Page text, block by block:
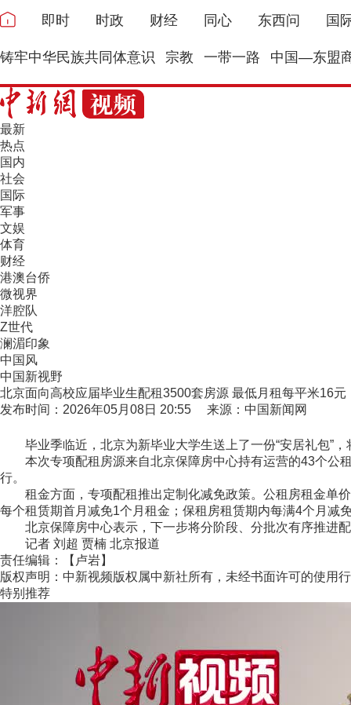
即时 时政 财经 同心 东西问 国
铸牢中华民族共同体意识 宗教 一带一路 中国—东盟
最新
热点
国内
社会
国际
军事
文娱
体育
财经
港澳台侨
微视界
洋腔队
Z世代
澜湄印象
中国风
中国新视野
北京面向高校应届毕业生配租3500套房源 最低月租每平米16元
发布时间：2026年05月08日 20:55 来源：中国新闻网
毕业季临近，北京为新毕业大学生送上了一份“安居礼包”，
本次专项配租房源来自北京保障房中心持有运营的43个公租
行。
租金方面，专项配租推出定制化减免政策。公租房租金单价
每个租赁期首月减免1个月租金；保租房租赁期内每满4个月减
北京保障房中心表示，下一步将分阶段、分批次有序推进配
记者 刘超 贾楠 北京报道
责任编辑：【卢岩】
版权声明：中新视频版权属中新社所有，未经书面许可的使用
特别推荐